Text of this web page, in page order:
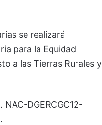
serealizará
para la Equidad
a las Tierras Rurales y
DGERCGC12-